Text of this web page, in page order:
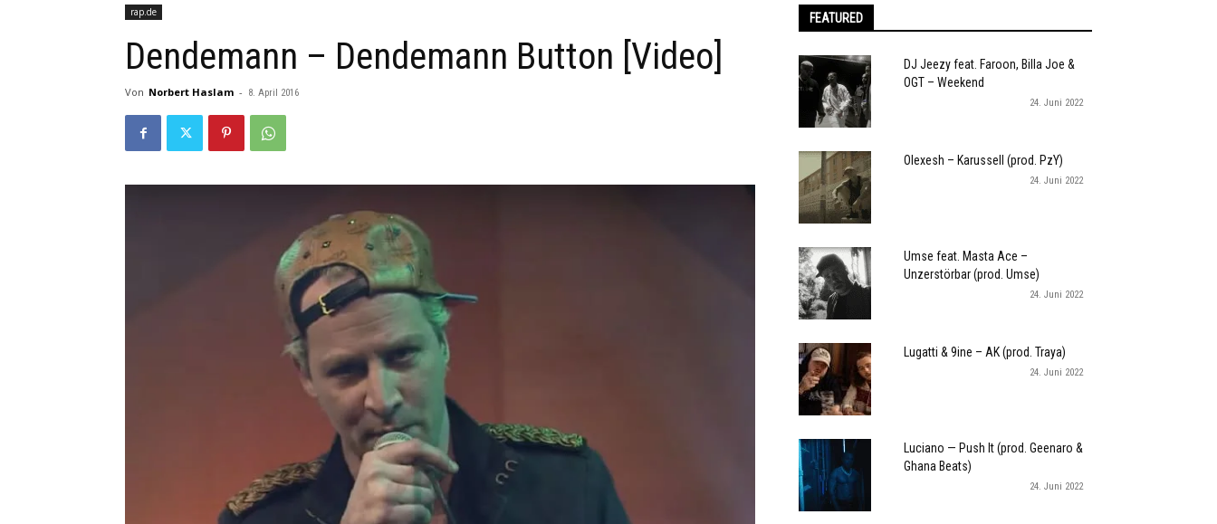
rap.de
Dendemann – Dendemann Button [Video]
Von Norbert Haslam - 8. April 2016
FEATURED
DJ Jeezy feat. Faroon, Billa Joe &
OGT – Weekend
24. Juni 2022
Olexesh – Karussell (prod. PzY)
24. Juni 2022
Umse feat. Masta Ace –
Unzerstörbar (prod. Umse)
24. Juni 2022
Lugatti & 9ine – AK (prod. Traya)
24. Juni 2022
Luciano — Push It (prod. Geenaro &
Ghana Beats)
24. Juni 2022